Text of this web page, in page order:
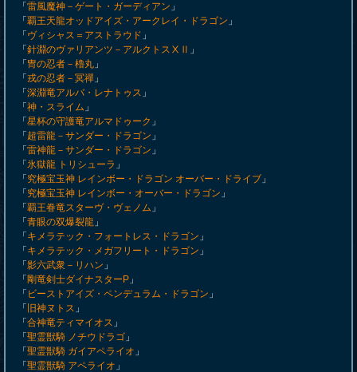
「 雷風魔神－ゲート・ガーディアン 」
「 覇王天龍オッドアイズ・アークレイ・ドラゴン 」
「 ヴィシャス＝アストラウド 」
「 針淵のヴァリアンツ－アルクトスⅩⅡ 」
「 冑の忍者－櫓丸 」
「 戎の忍者－冥禪 」
「 深淵竜アルバ・レナトゥス 」
「 神・スライム 」
「 星杯の守護竜アルマドゥーク 」
「 超雷龍－サンダー・ドラゴン 」
「 雷神龍－サンダー・ドラゴン 」
「 氷獄龍 トリシューラ 」
「 究極宝玉神 レインボー・ドラゴン オーバー・ドライブ 」
「 究極宝玉神 レインボー・オーバー・ドラゴン 」
「 覇王眷竜スターヴ・ヴェノム 」
「 青眼の双爆裂龍 」
「 キメラテック・フォートレス・ドラゴン 」
「 キメラテック・メガフリート・ドラゴン 」
「 影六武衆－リハン 」
「 剛竜剣士ダイナスターP 」
「 ビーストアイズ・ペンデュラム・ドラゴン 」
「
旧神ヌトス 」
「 合神竜ティマイオス 」
「 聖霊獣騎 ノチウドラゴ 」
「 聖霊獣騎 ガイアペライオ 」
「 聖霊獣騎 アペライオ 」